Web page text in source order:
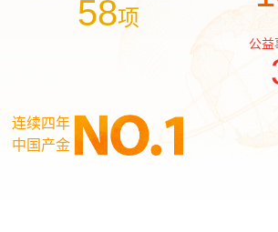
58项
公益
连续四年
中国产金